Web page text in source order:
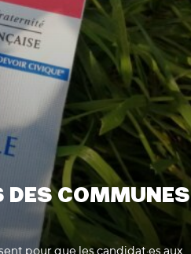
COMMUNES
pour que les candidat·es aux